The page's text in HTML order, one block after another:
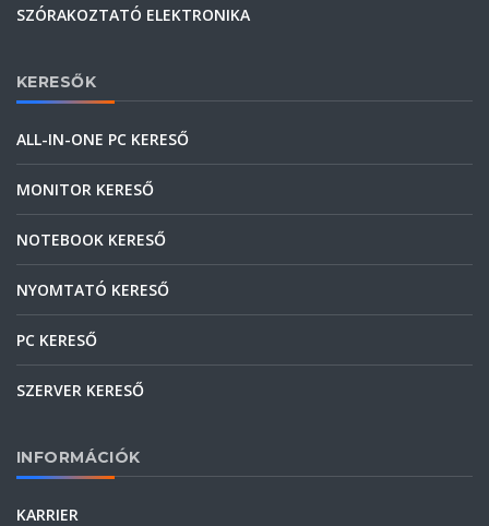
SZÓRAKOZTATÓ ELEKTRONIKA
KERESŐK
ALL-IN-ONE PC KERESŐ
MONITOR KERESŐ
NOTEBOOK KERESŐ
NYOMTATÓ KERESŐ
PC KERESŐ
SZERVER KERESŐ
INFORMÁCIÓK
KARRIER